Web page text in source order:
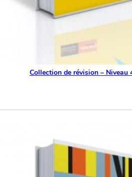
Collection de révision – Niveau